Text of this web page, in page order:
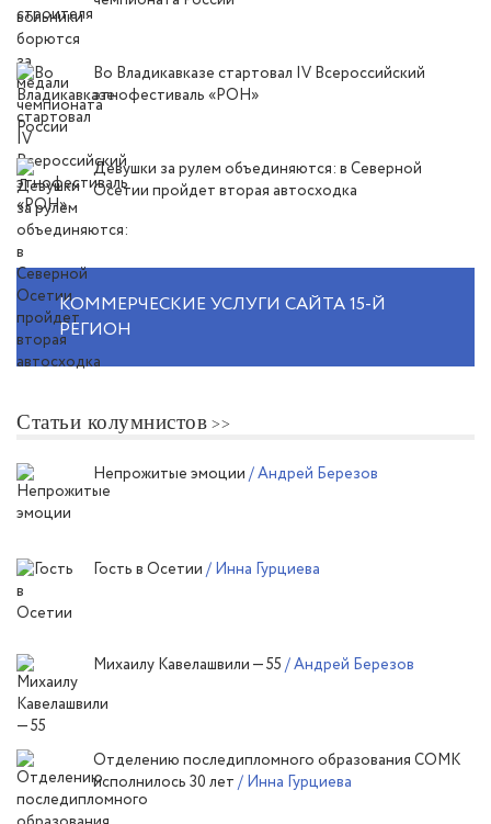
Во Владикавказе стартовал IV Всероссийский
этнофестиваль «РОН»
Девушки за рулем объединяются: в Северной
Осетии пройдет вторая автосходка
КОММЕРЧЕСКИЕ УСЛУГИ САЙТА 15-Й
РЕГИОН
Статьи колумнистов
Непрожитые эмоции / Андрей Березов
Гость в Осетии / Инна Гурциева
Михаилу Кавелашвили — 55 / Андрей Березов
Отделению последипломного образования СОМК
исполнилось 30 лет / Инна Гурциева